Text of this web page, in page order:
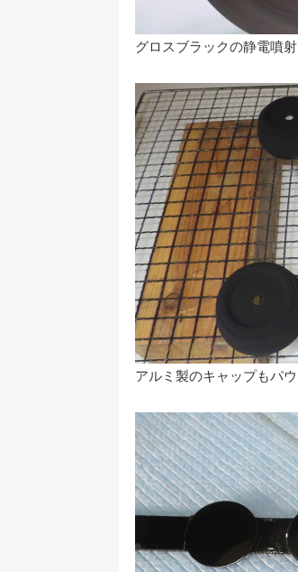
グロスブラックの静電噴射
アルミ製のキャップもパ